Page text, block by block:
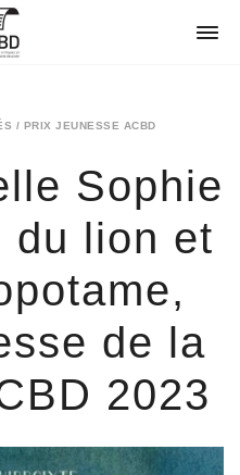
/ PRIX JEUNESSE ACBD
Sophie
du lion et
de la
2023